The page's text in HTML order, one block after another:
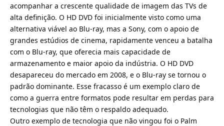
acompanhar a crescente qualidade de imagem das TVs de
alta definição. O HD DVD foi inicialmente visto como uma
alternativa viável ao Blu-ray, mas a Sony, com o apoio de
grandes estúdios de cinema, rapidamente venceu a batalha
com o Blu-ray, que oferecia mais capacidade de
armazenamento e maior apoio da indústria. O HD DVD
desapareceu do mercado em 2008, e o Blu-ray se tornou o
padrão dominante. Esse fracasso é um exemplo claro de
como a guerra entre formatos pode resultar em perdas para
tecnologias que não têm o respaldo adequado.
Outro exemplo de tecnologia que não vingou foi o Palm